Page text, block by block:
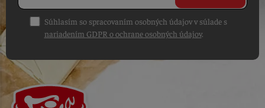
Súhlasím so spracovaním osobných údajov v súlade s
nariadením GDPR o ochrane osobných údajov.